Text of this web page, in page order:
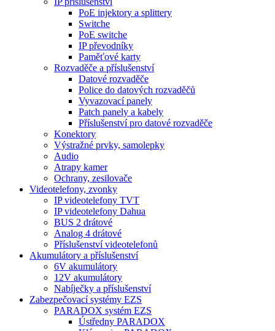
PoE injektory a splittery
Switche
PoE switche
IP převodníky
Paměťové karty
Rozvaděče a příslušenství
Datové rozvaděče
Police do datových rozvaděčů
Vyvazovací panely
Patch panely a kabely
Příslušenství pro datové rozvaděče
Konektory
Výstražné prvky, samolepky
Audio
Atrapy kamer
Ochrany, zesilovače
Videotelefony, zvonky
IP videotelefony TVT
IP videotelefony Dahua
BUS 2 drátové
Analog 4 drátové
Příslušenství videotelefonů
Akumulátory a příslušenství
6V akumulátory
12V akumulátory
Nabíječky a příslušenství
Zabezpečovací systémy EZS
PARADOX systém EZS
Ústředny PARADOX